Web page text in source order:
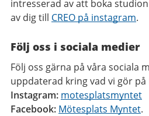
intresserad av att boka
av dig till CREO på instagram.
Följ oss i sociala medier
Följ oss gärna på våra sociala
uppdaterad kring vad vi gör på
Instagram: motesplatsmyntet
Facebook: Mötesplats Myntet.